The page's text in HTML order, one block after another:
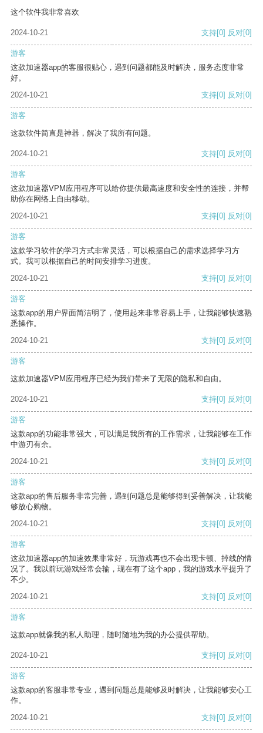
这个软件我非常喜欢
2024-10-21 支持[0] 反对[0]
游客
这款加速器app的客服很贴心，遇到问题都能及时解决，服务态度非常
好。
2024-10-21
支持[0] 反对[0]
游客
这款软件简直是神器，解决了我所有问题。
2024-10-21 支持[0] 反对[0]
游客
这款加速器VPM应用程序可以给你提供最高速度和安全性的连接，并帮
助你在网络上自由移动。
2024-10-21
支持[0] 反对[0]
游客
这款学习软件的学习方式非常灵活，可以根据自己的需求选择学习方
式。我可以根据自己的时间安排学习进度。
2024-10-21
支持[0] 反对[0]
游客
这款app的用户界面简洁明了，使用起来非常容易上手，让我能够快速熟
悉操作。
2024-10-21
支持[0] 反对[0]
游客
这款加速器VPM应用程序已经为我们带来了无限的隐私和自由。
2024-10-21 支持[0] 反对[0]
游客
这款app的功能非常强大，可以满足我所有的工作需求，让我能够在工作
中游刃有余。
2024-10-21
支持[0] 反对[0]
游客
这款app的售后服务非常完善，遇到问题总是能够得到妥善解决，让我能
够放心购物。
2024-10-21
支持[0] 反对[0]
游客
这款加速器app的加速效果非常好，玩游戏再也不会出现卡顿、掉线的情
况了。我以前玩游戏经常会输，现在有了这个app，我的游戏水平提升了
不少。
2024-10-21
支持[0] 反对[0]
游客
这款app就像我的私人助理，随时随地为我的办公提供帮助。
2024-10-21 支持[0] 反对[0]
游客
这款app的客服非常专业，遇到问题总是能够及时解决，让我能够安心工
作。
2024-10-21
支持[0] 反对[0]